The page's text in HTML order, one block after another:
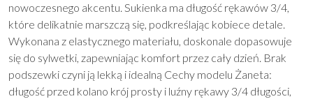
nowoczesnego akcentu. Sukienka ma długość rękawów 3/4,
które delikatnie marszczą się, podkreślając kobiece detale.
Wykonana z elastycznego materiału, doskonale dopasowuje
się do sylwetki, zapewniając komfort przez cały dzień. Brak
podszewki czyni ją lekką i idealną Cechy modelu Żaneta:
długość przed kolano krój prosty i luźny rękawy 3/4 długości,